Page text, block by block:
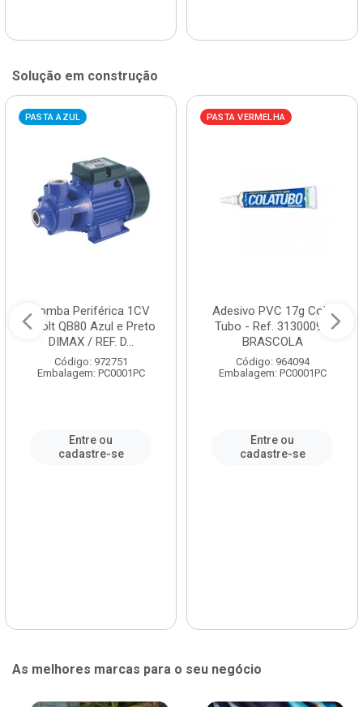
Solução em construção
PASTA AZUL
Bomba Periférica 1CV
Bivolt QB80 Azul e Preto
DIMAX / REF. D...
Código: 972751
Embalagem: PC0001PC
Entre ou
cadastre-se
PASTA VERMELHA
Adesivo PVC 17g Cola
Tubo - Ref. 3130009 -
BRASCOLA
Código: 964094
Embalagem: PC0001PC
Entre ou
cadastre-se
As melhores marcas para o seu negócio